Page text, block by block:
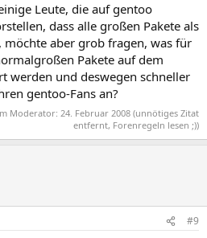
Leute, die auf gentoo
dass alle großen Pakete als
aber grob fragen, was für
Pakete auf dem
werden und deswegen schneller
gentoo-Fans an?
Moderator: 24. Februar 2008 (unnötiges Zitat
entfernt, Forenregeln lesen ;))
#9